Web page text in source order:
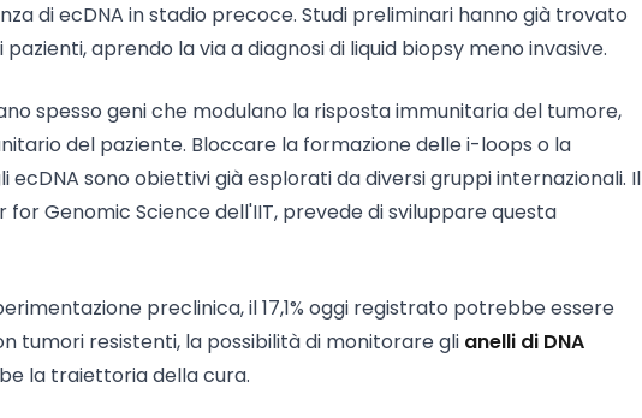
di ecDNA in stadio precoce. Studi preliminari hanno già trovato
aprendo la via a diagnosi di liquid biopsy meno invasive.
spesso geni che modulano la risposta immunitaria del tumore,
del paziente. Bloccare la formazione delle i-loops o la
sono obiettivi già esplorati da diversi gruppi internazionali. Il
Genomic Science dell'IIT, prevede di sviluppare questa
preclinica, il 17,1% oggi registrato potrebbe essere
tumori resistenti, la possibilità di monitorare gli anelli di DNA
la traiettoria della cura.